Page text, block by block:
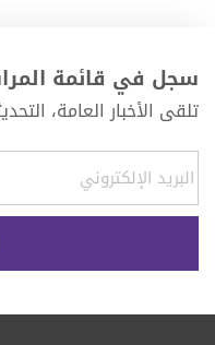
سجل في قائمة
تلقى الأخبار العامة،